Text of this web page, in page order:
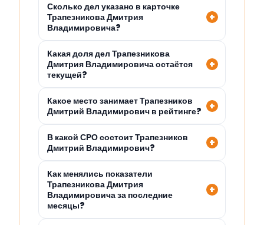
Сколько дел указано в карточке
Трапезникова Дмитрия
Владимировича?
Какая доля дел Трапезникова
Дмитрия Владимировича остаётся
текущей?
Какое место занимает Трапезников
Дмитрий Владимирович в рейтинге?
В какой СРО состоит Трапезников
Дмитрий Владимирович?
Как менялись показатели
Трапезникова Дмитрия
Владимировича за последние
месяцы?